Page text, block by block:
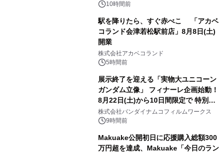
ン。10時間前
駅を降りたら、すぐ赤べこ 「アカベ
コランド会津若松駅前店」8月8日(土)
開業
株式会社アカベコランド
5時間前
展示終了を迎える「実物大ユニコーン
ガンダム立像」 フィナーレ企画始動！
8月22日(土)から10日間限定で 特別映
像『UNICORN GUNDAM Statue ―
BEYOND POSSIBILITY ―』を上映！
株式会社バンダイナムコフィルムワークス
9時間前
Makuake公開初日に応援購入総額300
万円超を達成、Makuake「今日のラン